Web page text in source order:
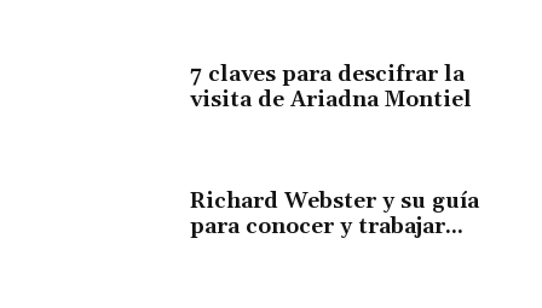
7 claves para descifrar la
visita de Ariadna Montiel
Richard Webster y su guía
para conocer y trabajar...